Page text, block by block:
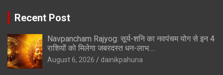
Recent Post
Navpancham Rajyog: सूर्य-शनि का नवपंचम योग से इन 4
राशियों को मिलेगा जबरदस्त धन-लाभ….
August 6, 2026 dainikpahuna